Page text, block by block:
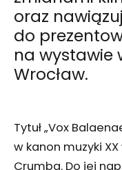
oraz
do
na wystawie
Wrocław.
Tytuł „Vox
w kanon muzyki
Crumba. Do jej